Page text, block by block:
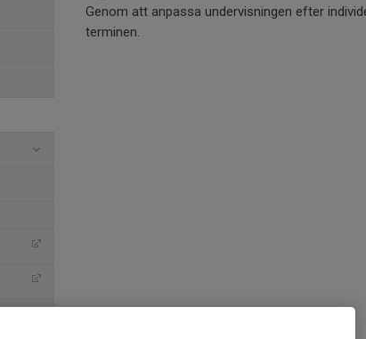
Genom att anpassa undervisningen efter
terminen.